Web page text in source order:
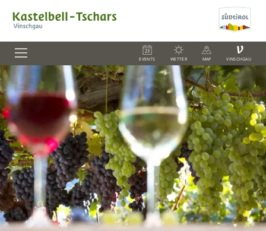
EVENTS WETTER MAP
V
VINSCHGAU